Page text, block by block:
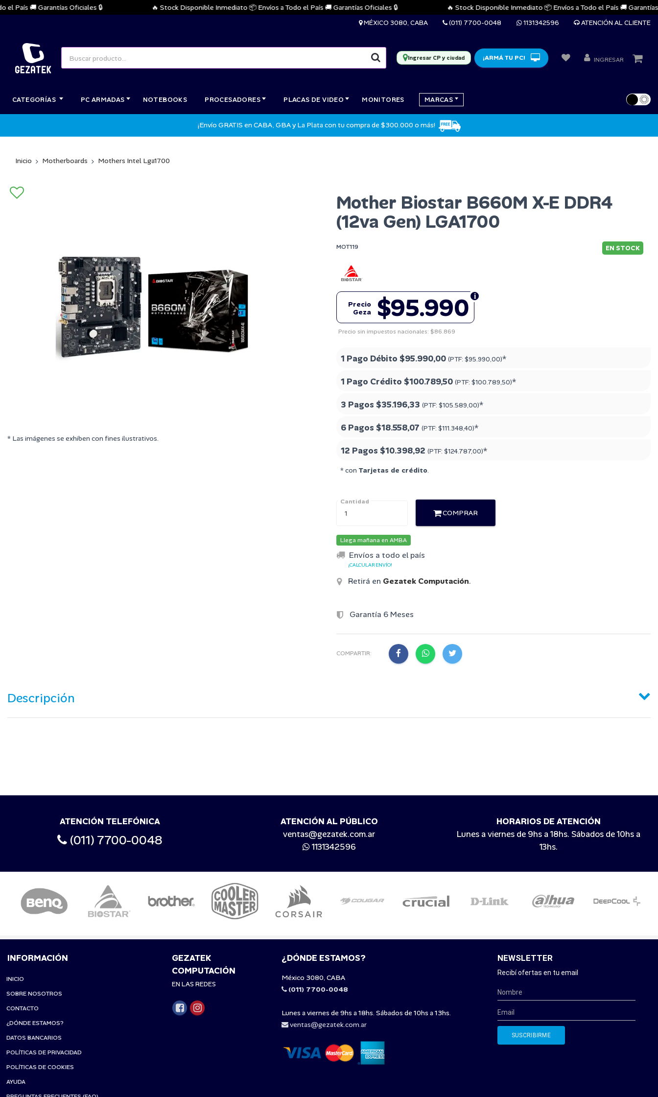
🚚 Garantías Oficiales 🔒 🔥 Stock Disponible Inmediato 📦 Envíos a Todo el País 🚚 Garantías Oficiales 🔒 🔥 Stock Disponible Inmediato 📦 Envíos a Todo el País 🚚 Garantías
MÉXICO 3080, CABA (011) 7700-0048 1131342596 ATENCIÓN AL CLIENTE
Ingresar CP y ciudad ¡ARMÁ TU PC! INGRESAR
CATEGORÍAS PC ARMADAS NOTEBOOKS PROCESADORES PLACAS DE VIDEO MONITORES MARCAS
¡Envío GRATIS en CABA, GBA y La Plata con tu compra de $300.000 o más!
Inicio Motherboards Mothers Intel Lga1700
* Las imágenes se exhiben con fines ilustrativos.
Mother Biostar B660M X-E DDR4
(12va Gen) LGA1700
MOT119 EN STOCK
$95.990
Precio
Geza
Precio sin impuestos nacionales: $86.869
1 Pago Débito $95.990,00 (PTF: $95.990,00)*
1 Pago Crédito $100.789,50 (PTF: $100.789,50)*
3 Pagos $35.196,33 (PTF: $105.589,00)*
6 Pagos $18.558,07 (PTF: $111.348,40)*
12 Pagos $10.398,92 (PTF: $124.787,00)*
* con Tarjetas de crédito
Cantidad
COMPRAR
Llega mañana en AMBA
Envíos a todo el país
¡CALCULAR ENVÍO!
Retirá en Gezatek Computación.
Garantía 6 Meses
COMPARTIR:
Descripción
ATENCIÓN TELEFÓNICA
(011) 7700-0048
ATENCIÓN AL PÚBLICO
ventas@gezatek.com.ar
1131342596
HORARIOS DE ATENCIÓN
Lunes a viernes de 9hs a 18hs. Sábados de 10hs a
13hs.
INFORMACIÓN
INICIO
SOBRE NOSOTROS
CONTACTO
¿DÓNDE ESTAMOS?
DATOS BANCARIOS
POLÍTICAS DE PRIVACIDAD
POLÍTICAS DE COOKIES
AYUDA
GEZATEK
COMPUTACIÓN
EN LAS REDES
¿DÓNDE ESTAMOS?
México 3080, CABA
(011) 7700-0048
Lunes a viernes de 9hs a 18hs. Sábados de 10hs a 13hs.
ventas@gezatek.com.ar
NEWSLETTER
Recibí ofertas en tu email